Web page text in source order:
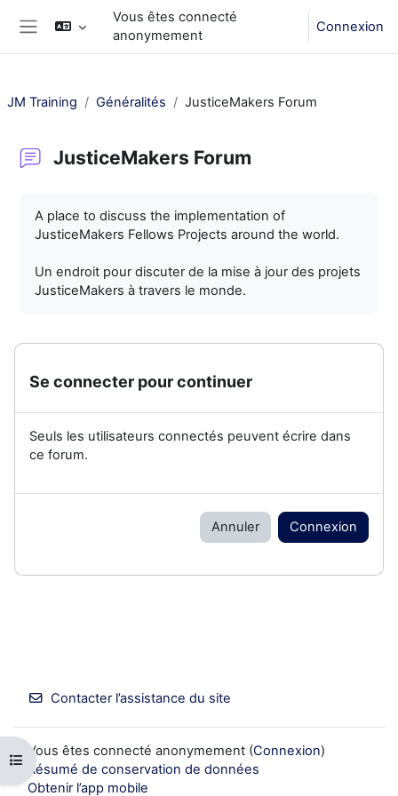
Passer au contenu principal
Panneau latéral
Vous êtes connecté
anonymement
Connexion
Ouvrir l’index du cours
JM Training Généralités JusticeMakers Forum
JusticeMakers Forum
A place to discuss the implementation of
JusticeMakers Fellows Projects around the world.
Un endroit pour discuter de la mise à jour des projets
JusticeMakers à travers le monde.
Se connecter pour continuer
Seuls les utilisateurs connectés peuvent écrire dans
ce forum.
Annuler Connexion
Contacter l’assistance du site
Vous êtes connecté anonymement (Connexion)
Résumé de conservation de données
Obtenir l’app mobile